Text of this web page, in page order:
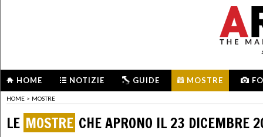
HOME NOTIZIE GUIDE MOSTRE
HOME > MOSTRE
LE MOSTRE CHE APRONO IL 23 DICEMBRE